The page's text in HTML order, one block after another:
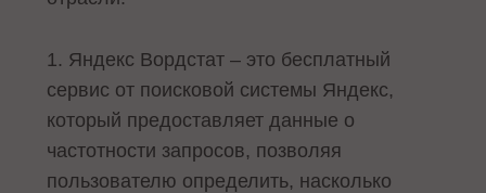
1. Яндекс Вордстат – это бесплатный
сервис от поисковой системы Яндекс,
который предоставляет данные о
частотности запросов, позволяя
пользователю определить, насколько